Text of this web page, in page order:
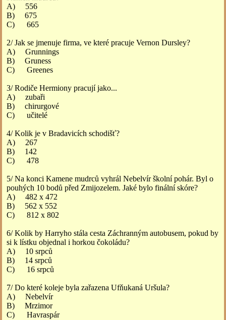
A) 556
B) 675
C) 665
2/ Jak se jmenuje firma, ve které pracuje Vernon Dursley?
A) Grunnings
B) Gruness
C) Greenes
3/ Rodiče Hermiony pracují jako...
A) zubaři
B) chirurgové
C) učitelé
4/ Kolik je v Bradavicích schodišť?
A) 267
B) 142
C) 478
5/ Na konci Kamene mudrců vyhrál Nebelvír školní pohár. Byl o
pouhých 10 bodů před Zmijozelem. Jaké bylo finální skóre?
A) 482 x 472
B) 562 x 552
C) 812 x 802
6/ Kolik by Harryho stála cesta Záchranným autobusem, pokud by
si k lístku objednal i horkou čokoládu?
A) 10 srpců
B) 14 srpců
C) 16 srpců
7/ Do které koleje byla zařazena Ufňukaná Uršula?
A) Nebelvír
B) Mrzimor
C) Havraspár